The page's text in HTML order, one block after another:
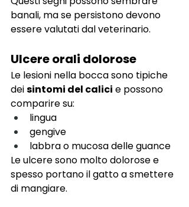
banali, ma se persistono devono
essere valutati dal veterinario.
Ulcere orali dolorose
Le lesioni nella bocca sono tipiche
dei sintomi del calici e possono
comparire su:
lingua
gengive
labbra o mucosa delle guance
Le ulcere sono molto dolorose e
spesso portano il gatto a smettere
di mangiare.